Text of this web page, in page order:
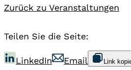
Zurück zu Veranstaltungen
Teilen Sie die Seite:
LinkedIn Email Link